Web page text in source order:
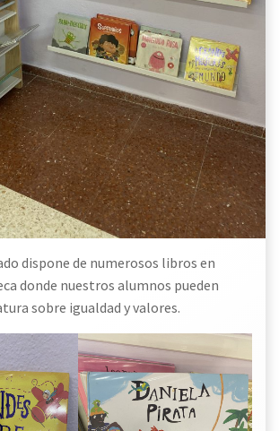
dispone de numerosos libros en
donde nuestros alumnos pueden
sobre igualdad y valores.